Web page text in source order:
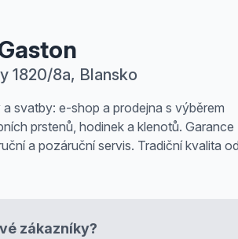
1820/8a, Blansko
svatby: e-shop a prodejna s výběrem
prstenů, hodinek a klenotů. Garance
a pozáruční servis. Tradiční kvalita
zákazníky?